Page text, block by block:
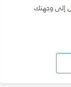
إلى وجهتك